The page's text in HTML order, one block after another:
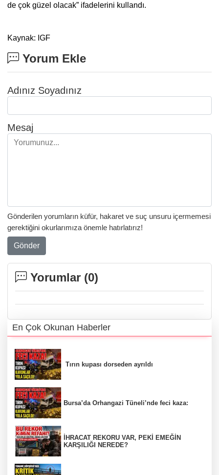
de çok güzel olacak” ifadelerini kullandı.
Kaynak: IGF
Yorum Ekle
Adınız Soyadınız
Mesaj
Gönderilen yorumların küfür, hakaret ve suç unsuru içermemesi
gerektiğini okurlarımıza önemle hatırlatırız!
Gönder
Yorumlar (0)
En Çok Okunan Haberler
Tırın kupası dorseden ayrıldı
Bursa’da Orhangazi Tüneli’nde feci kaza:
İHRACAT REKORU VAR, PEKİ EMEĞİN
KARŞILIĞI NEREDE?